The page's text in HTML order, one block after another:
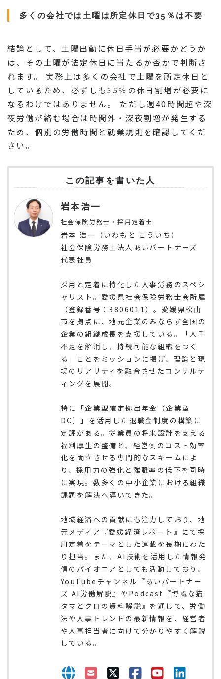
多くの会社では土曜は所定休日で35％は不要
結論として、土曜出勤に休日手当が必要かどうか
は、その土曜が法定休日に当たるか否かで判断さ
れます。 実務上は多くの会社で土曜を所定休日と
しているため、必ずしも35％の休日割増が必要に
なるわけではありません。 ただし週40時間超や深
夜労働が絡む場合は時間外・深夜割増が発生する
ため、個別の労働時間と就業規則を確認してくだ
さい。
この記事を書いた人
岩本浩一
社会保険労務士・採用定着士
岩本 浩一（いわもと こういち）
社会保険労務士法人あいパートナーズ
代表社員
採用と定着に特化した人事労務のスペシ
ャリスト。愛媛県社会保険労務士会所属
（登録番号：3806011）。愛媛県松山
市を拠点に、地元企業のみならず全国の
企業の組織成長を支援している。「人手
不足を解消し、持続可能な組織をつく
る」ことをミッションに掲げ、理論と現
場のリアリティを融合させたコンサルテ
ィングを展開。
特に「企業型確定拠出年金（企業型
DC）」を活用した退職金制度の構築に
定評がある。従業員の将来設計を支える
福利厚生の整備と、経営側のコスト効率
化を両立させる専門的なスキームによ
り、採用力の強化と離職率の低下を同時
に実現。数多くの中小企業における組織
課題を解決へ導いてきた。
地域経済への貢献にも注力しており、地
元メディア『愛媛経済レポート』にて採
用定着をテーマとした連載を長期にわた
り担当。また、AI技術を活用した情報発
信のパイオニアとしても活動しており、
YouTubeチャンネル『あいパートナー
ズ AI労働解説』やPodcast『博識な猫
タマとクロの資料解説』を通じて、労働
法や人事トレンドの最新情報を、経営者
や人事担当者に向けて分かりやすく解説
している。